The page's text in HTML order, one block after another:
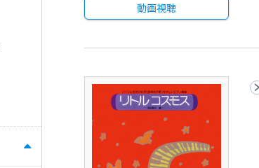
動画視聴